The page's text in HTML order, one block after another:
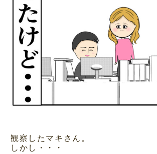
観察したマキさん。
しかし・・・